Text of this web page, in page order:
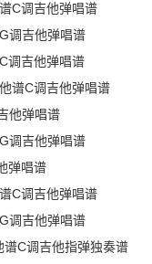
C调吉他弹唱谱
调吉他弹唱谱
调吉他弹唱谱
谱C调吉他弹唱谱
他弹唱谱
调吉他弹唱谱
弹唱谱
C调吉他弹唱谱
调吉他弹唱谱
C调吉他指弹独奏谱